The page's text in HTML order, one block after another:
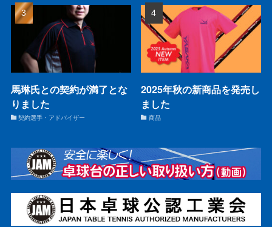
馬琳氏との契約が満了とな
りました
契約選手・アドバイザー
2025年秋の新商品を発売し
ました
商品